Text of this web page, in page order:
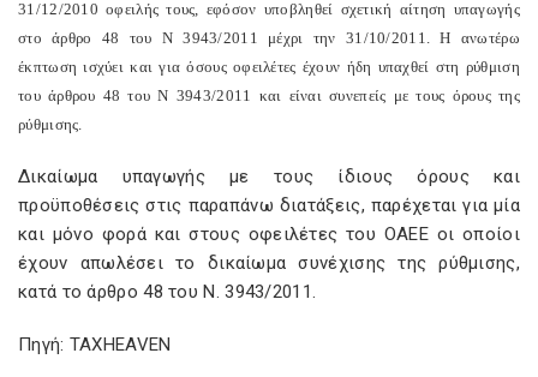
31/12/2010 οφειλής τους, εφόσον υποβληθεί σχετική αίτηση υπαγωγής
στο άρθρο 48 του Ν 3943/2011 μέχρι την 31/10/2011. Η ανωτέρω
έκπτωση ισχύει και για όσους οφειλέτες έχουν ήδη υπαχθεί στη ρύθμιση
του άρθρου 48 του Ν 3943/2011 και είναι συνεπείς με τους όρους της
ρύθμισης.
Δικαίωμα υπαγωγής με τους ίδιους όρους και
προϋποθέσεις στις παραπάνω διατάξεις, παρέχεται για μία
και μόνο φορά και στους οφειλέτες του ΟΑΕΕ οι οποίοι
έχουν απωλέσει το δικαίωμα συνέχισης της ρύθμισης,
κατά το άρθρο 48 του Ν. 3943/2011.
Πηγή: TAXHEAVEN